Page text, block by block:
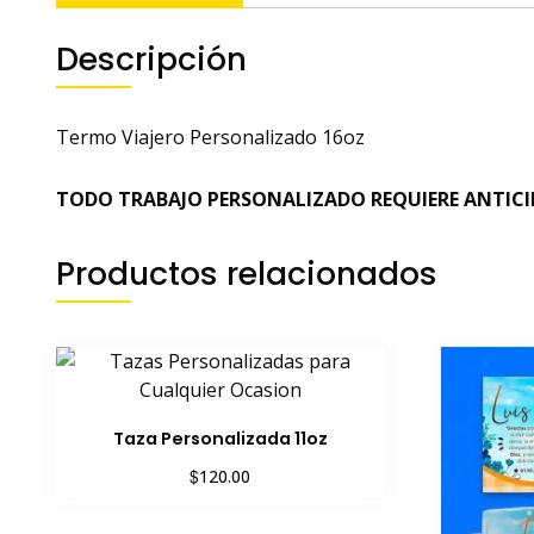
Descripción
Termo Viajero Personalizado 16oz
TODO TRABAJO PERSONALIZADO REQUIERE
Productos relacionados
Taza Personalizada 11oz
$120.00